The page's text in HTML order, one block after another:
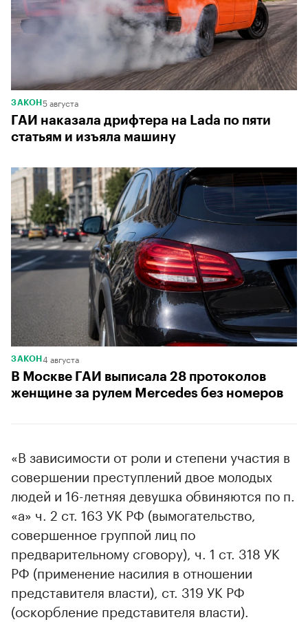
ЗАКОН 5 августа
ГАИ наказала дрифтера на Lada по пяти
статьям и изъяла машину
ЗАКОН 4 августа
В Москве ГАИ выписала 28 протоколов
женщине за рулем Mercedes без номеров
«В зависимости от роли и степени участия в
совершении преступлений двое молодых
людей и 16-летняя девушка обвиняются по п.
«а» ч. 2 ст. 163 УК РФ (вымогательство,
совершенное группой лиц по
предварительному сговору), ч. 1 ст. 318 УК
РФ (применение насилия в отношении
представителя власти), ст. 319 УК РФ
(оскорбление представителя власти).